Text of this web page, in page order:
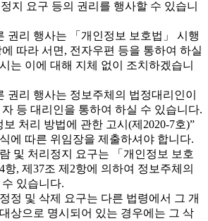
지 요구 등의 권리를 행사할 수 있습니
권리 행사는 「개인정보 보호법」 시행
따라 서면, 전자우편 등을 통하여 하실
는 이에 대해 지체 없이 조치하겠습니
리 행사는 정보주체의 법정대리인이
등 대리인을 통하여 하실 수 있습니다.
보 처리 방법에 관한 고시(제2020-7호)”
에 따른 위임장을 제출하셔야 합니다.
및 처리정지 요구는 「개인정보 보호
항, 제37조 제2항에 의하여 정보주체의
있습니다.
정 및 삭제 요구는 다른 법령에서 그 개
상으로 명시되어 있는 경우에는 그 삭